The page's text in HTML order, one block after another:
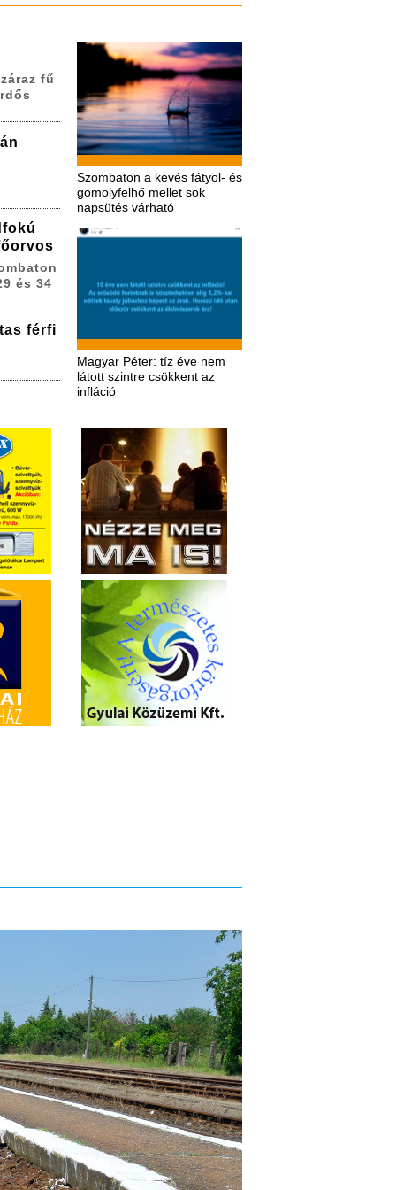
Szombaton a kevés fátyol- és
gomolyfelhő mellet sok
napsütés várható
Magyar Péter: tíz éve nem
látott szintre csökkent az
infláció
fű
és 34
férfi